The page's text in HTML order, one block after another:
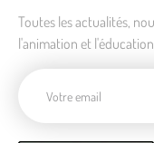
Toutes les actualités,
l'animation et l'éducation